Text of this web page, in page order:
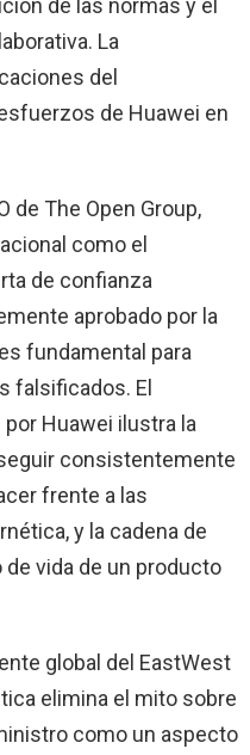
La
del
de Huawei en
de The Open Group,
como el
de confianza
aprobado por la
fundamental para
falsificados. El
Huawei ilustra la
consistentemente
frente a las
y la cadena de
vida de un producto
global del EastWest
elimina el mito sobre
como un aspecto